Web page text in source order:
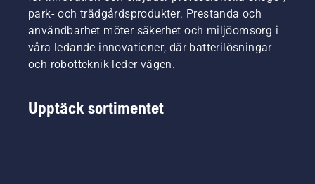
park- och trädgårdsprodukter. Prestanda och
användbarhet möter säkerhet och miljöomsorg i
våra ledande innovationer, där batterilösningar
och robotteknik leder vägen.
Upptäck sortimentet